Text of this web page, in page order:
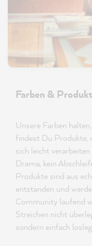
Farben &
Unsere Farben
findest Du Produkte,
sich leicht
Drama, kein
Produkte sind aus
entstanden und
Community laufend
Streichen nicht
sondern einfach